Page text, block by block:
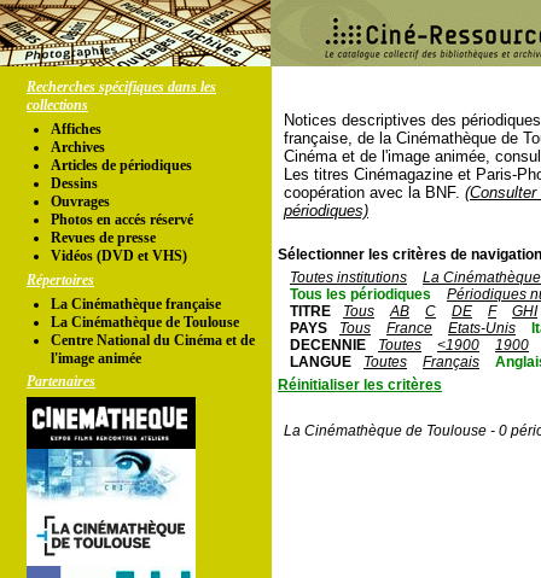
Recherches spécifiques dans les
collections
Affiches
Archives
Articles de périodiques
Dessins
Ouvrages
Photos en accés réservé
Revues de presse
Vidéos (DVD et VHS)
Répertoires
La Cinémathèque française
La Cinémathèque de Toulouse
Centre National du Cinéma et de
l'image animée
Partenaires
Notices descriptives des
française, de la Cinémathèque de
Cinéma et de l'image animée,
Les titres Cinémagazine et Paris-
coopération avec la BNF.
périodiques)
Sélectionner les critères de
Toutes institutions
La
Tous les périodiques
Périodiques
TITRE
Tous AB C DE F
GHI
PAYS
Tous France Etats-Unis
DECENNIE
Toutes <1900
1900
LANGUE
Toutes Français
Réinitialiser les critères
La Cinémathèque de Toulouse - 0